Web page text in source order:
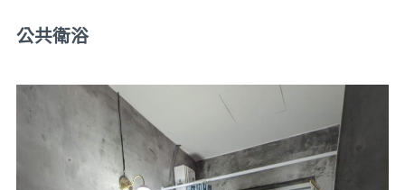
公共衛浴